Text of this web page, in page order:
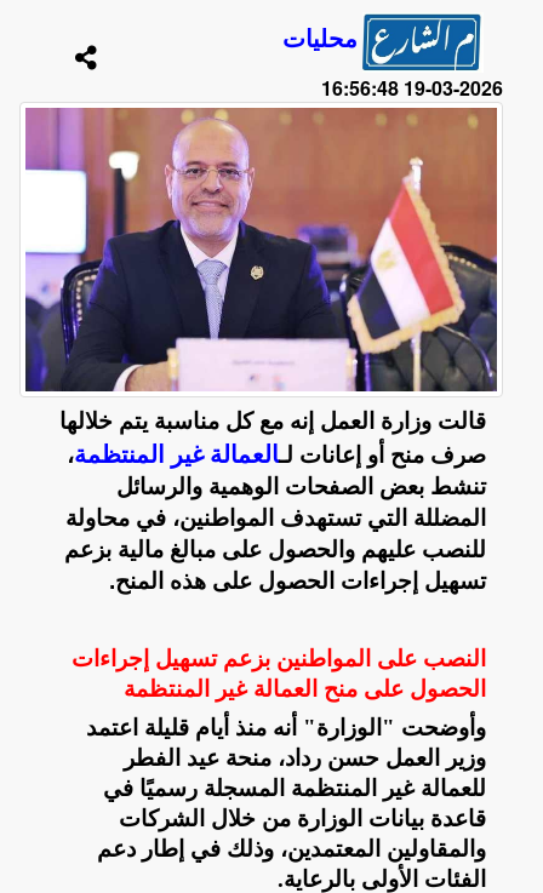
محليات
2026-03-19 16:56:48
قالت وزارة العمل إنه مع كل مناسبة يتم خلالها
صرف منح أو إعانات لـالعمالة غير المنتظمة،
تنشط بعض الصفحات الوهمية والرسائل
المضللة التي تستهدف المواطنين، في محاولة
للنصب عليهم والحصول على مبالغ مالية بزعم
تسهيل إجراءات الحصول على هذه المنح.
النصب على المواطنين بزعم تسهيل إجراءات
الحصول على منح العمالة غير المنتظمة
وأوضحت "الوزارة" أنه منذ أيام قليلة اعتمد
وزير العمل حسن رداد، منحة عيد الفطر
للعمالة غير المنتظمة المسجلة رسميًا في
قاعدة بيانات الوزارة من خلال الشركات
والمقاولين المعتمدين، وذلك في إطار دعم
الفئات الأولى بالرعاية.